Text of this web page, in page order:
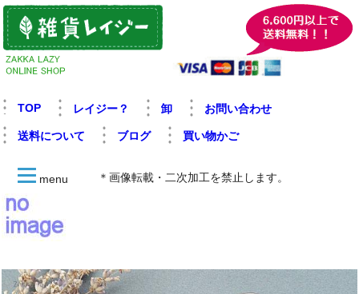
TOP レイジー？ 卸 お問い合わせ
送料について ブログ 買い物かご
menu ＊画像転載・二次加工を禁止します。